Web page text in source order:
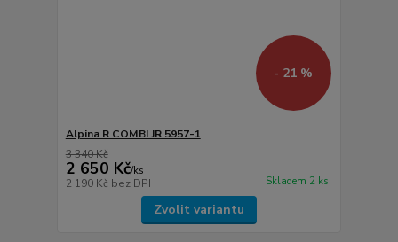
- 21 %
Alpina R COMBI JR 5957-1
3 340 Kč
2 650 Kč/ks
2 190 Kč bez DPH Skladem 2 ks
Zvolit variantu